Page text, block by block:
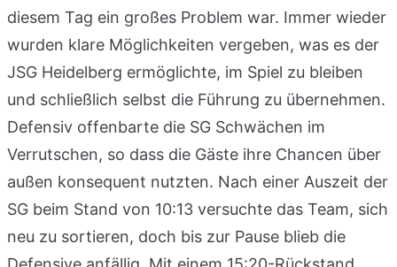
diesem Tag ein großes Problem war. Immer wieder
wurden klare Möglichkeiten vergeben, was es der
JSG Heidelberg ermöglichte, im Spiel zu bleiben
und schließlich selbst die Führung zu übernehmen.
Defensiv offenbarte die SG Schwächen im
Verrutschen, so dass die Gäste ihre Chancen über
außen konsequent nutzten. Nach einer Auszeit der
SG beim Stand von 10:13 versuchte das Team, sich
neu zu sortieren, doch bis zur Pause blieb die